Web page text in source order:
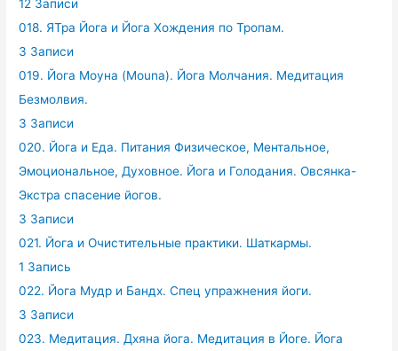
12 Записи
018. ЯТра Йога и Йога Хождения по Тропам.
3 Записи
019. Йога Моуна (Mouna). Йога Молчания. Медитация
Безмолвия.
3 Записи
020. Йога и Еда. Питания Физическое, Ментальное,
Эмоциональное, Духовное. Йога и Голодания. Овсянка-
Экстра спасение йогов.
3 Записи
021. Йога и Очистительные практики. Шаткармы.
1 Запись
022. Йога Мудр и Бандх. Спец упражнения йоги.
3 Записи
023. Медитация. Дхяна йога. Медитация в Йоге. Йога